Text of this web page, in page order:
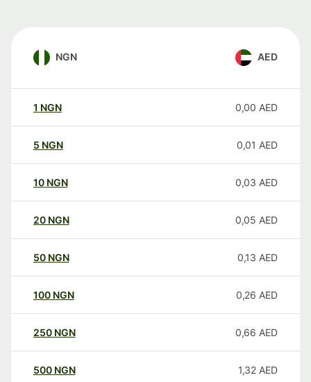
NGN AED
1 NGN 0,00 AED
5 NGN 0,01 AED
10 NGN 0,03 AED
20 NGN 0,05 AED
50 NGN 0,13 AED
100 NGN 0,26 AED
250 NGN 0,66 AED
500 NGN 1,32 AED